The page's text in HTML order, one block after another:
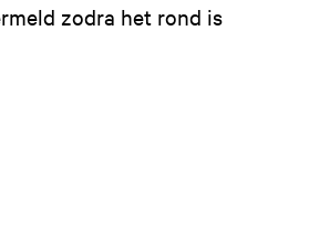
zodra het rond is